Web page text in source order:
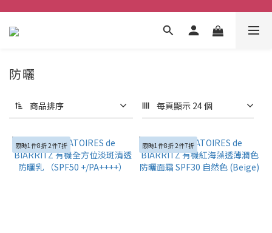
防曬
商品排序 每頁顯示 24 個
限時1件8折 2件7折 限時1件8折 2件7折